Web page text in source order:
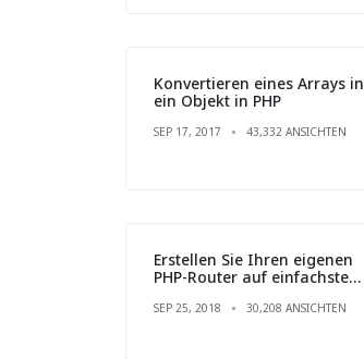
Konvertieren eines Arrays in
ein Objekt in PHP
SEP 17, 2017 43,332 ANSICHTEN
Erstellen Sie Ihren eigenen
PHP-Router auf einfachste
SEP 25, 2018 30,208 ANSICHTEN